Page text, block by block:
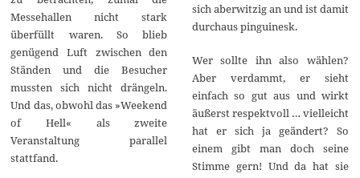
Messehallen nicht stark
überfüllt waren. So blieb
genügend Luft zwischen den
Ständen und die Besucher
mussten sich nicht drängeln.
Und das, obwohl das »Weekend
of Hell« als zweite
Veranstaltung parallel
stattfand.
sich aberwitzig an und ist damit
durchaus pinguinesk.
Wer sollte ihn also wählen?
Aber verdammt, er sieht
einfach so gut aus und wirkt
äußerst respektvoll … vielleicht
hat er sich ja geändert? So
einem gibt man doch seine
Stimme gern! Und da hat sie